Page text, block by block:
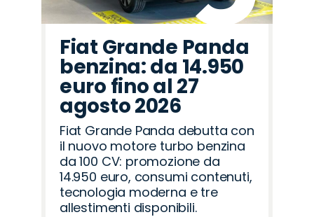
Fiat Grande Panda
benzina: da 14.950
euro fino al 27
agosto 2026
Fiat Grande Panda debutta con
il nuovo motore turbo benzina
da 100 CV: promozione da
14.950 euro, consumi contenuti,
tecnologia moderna e tre
allestimenti disponibili.